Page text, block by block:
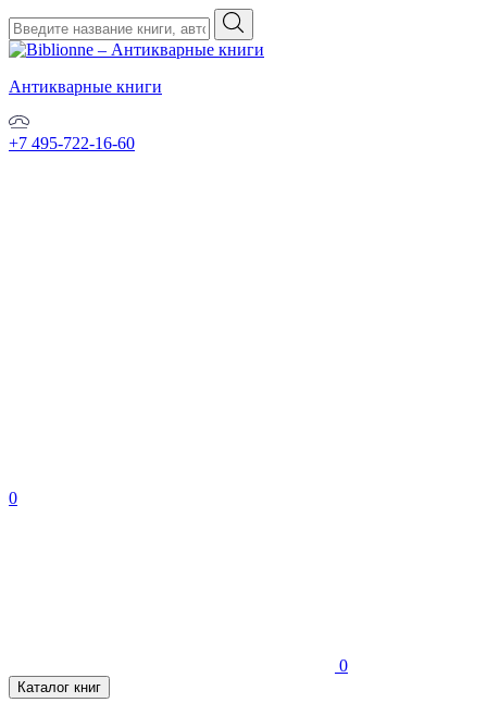
Антикварные книги
+7 495-722-16-60
0
0
Каталог книг